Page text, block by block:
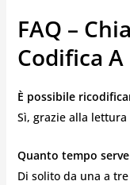
FAQ –
Codifica
È possibile
Sì, grazie alla
Quanto tempo
Di solito da una a